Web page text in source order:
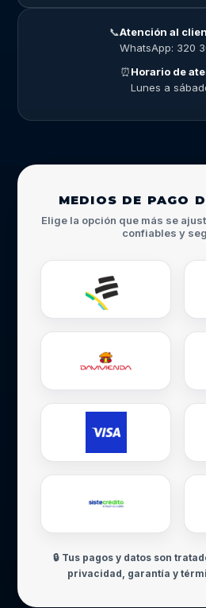
📞Atención al
WhatsApp: 320
⏰Horario de
Lunes a
MEDIOS DE PAGO
Elige la opción que más se
confiables y
🔒 Tus pagos y datos son
privacidad, garantía y